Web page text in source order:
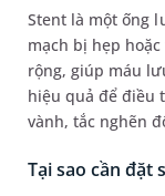
Stent là một ống
mạch bị hẹp
rộng, giúp máu
hiệu quả để điều
vành, tắc nghẽn
Tại sao cần đặt